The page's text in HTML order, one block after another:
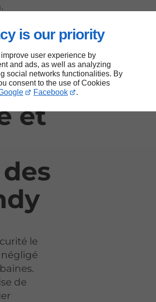
is our priority
user experience by
and ads, as well as analyzing
social networks functionalities. By
consent to the use of Cookies
Facebook .
adaptée
et
le
de